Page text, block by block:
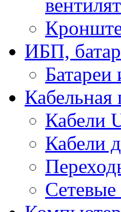
ИБП,
Кабельная
Кабели
Кабели